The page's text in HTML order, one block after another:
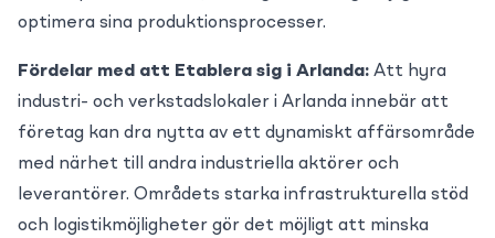
optimera sina produktionsprocesser.
Fördelar med att Etablera sig i Arlanda: Att hyra
industri- och verkstadslokaler i Arlanda innebär att
företag kan dra nytta av ett dynamiskt affärsområde
med närhet till andra industriella aktörer och
leverantörer. Områdets starka infrastrukturella stöd
och logistikmöjligheter gör det möjligt att minska